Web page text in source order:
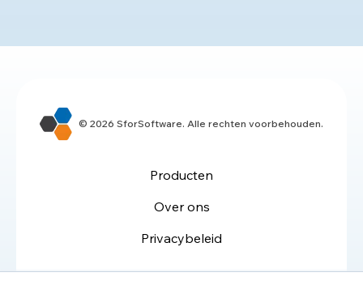
© 2026 SforSoftware. Alle rechten voorbehouden.
Producten
Over ons
Privacybeleid